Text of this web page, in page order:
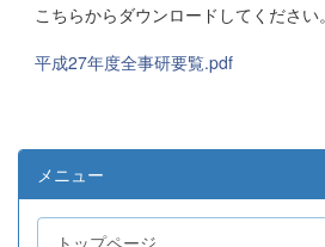
こちらからダウンロードしてください。
平成27年度全事研要覧.pdf
メニュー
トップページ